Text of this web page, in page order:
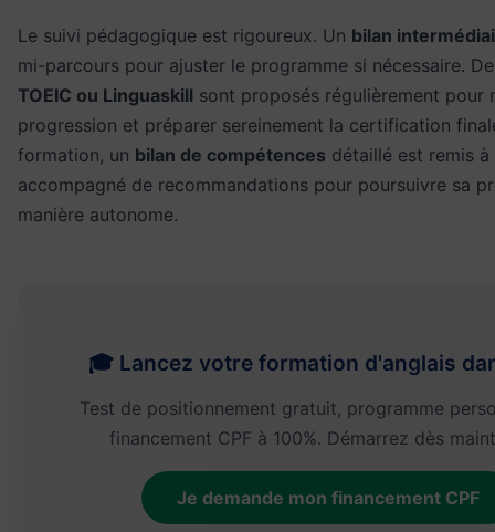
Le suivi pédagogique est rigoureux. Un bilan
mi-parcours pour ajuster le programme si nécessaire.
TOEIC ou Linguaskill sont proposés régulièrement pour
progression et préparer sereinement la certification
formation, un bilan de compétences détaillé est remis
accompagné de recommandations pour poursuivre sa
manière autonome.
🎓 Lancez votre formation d'anglais
Test de positionnement gratuit, programme
financement CPF à 100%. Démarrez dès
Je demande mon financement CPF